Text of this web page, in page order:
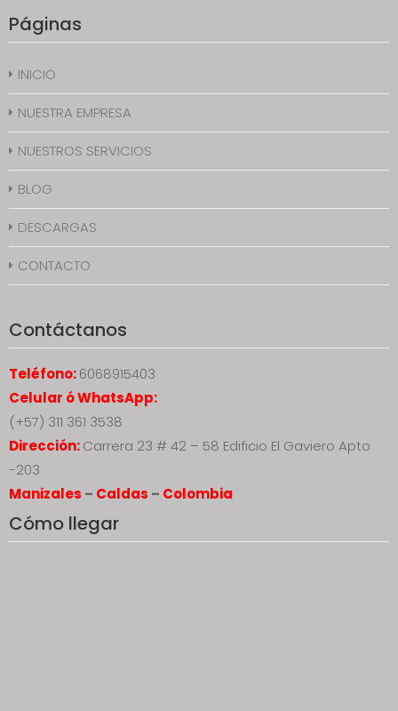
Páginas
INICIO
NUESTRA EMPRESA
NUESTROS SERVICIOS
BLOG
DESCARGAS
CONTACTO
Contáctanos
Teléfono:6068915403
Celular ó WhatsApp:
(+57) 311 361 3538
Dirección:Carrera 23 # 42 – 58 Edificio El Gaviero Apto
-203
Manizales – Caldas – Colombia
Cómo llegar